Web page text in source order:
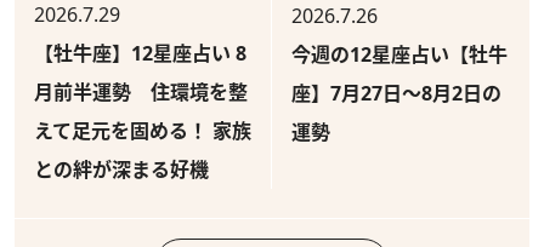
2026.7.29
【牡牛座】12星座占い 8
月前半運勢 住環境を整
えて足元を固める！ 家族
との絆が深まる好機
2026.7.26
今週の12星座占い【牡牛
座】7月27日～8月2日の
運勢